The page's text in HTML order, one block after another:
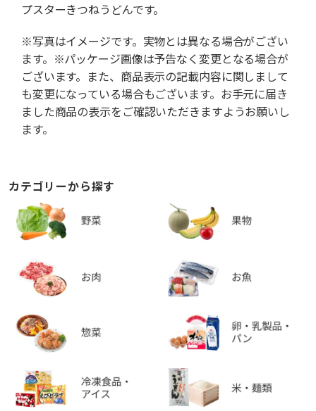
プスターきつねうどんです。
※写真はイメージです。実物とは異なる場合がござい
ます。※パッケージ画像は予告なく変更となる場合が
ございます。また、商品表示の記載内容に関しまして
も変更になっている場合もございます。お手元に届き
ました商品の表示をご確認いただきますようお願いし
ます。
カテゴリーから探す